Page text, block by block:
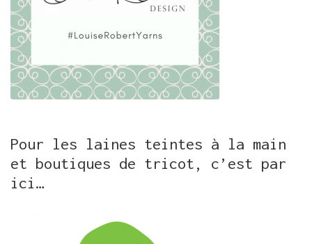
Pour les laines teintes à la main
et boutiques de tricot, c’est par
ici…